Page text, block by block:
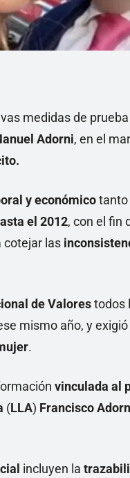
medidas de
Adorni, en el
y económicotanto
el 2012, con el fin
cotejar las
de Valorestodos
mismo año, y exigió
.
vinculada al
(LLA) Francisco
incluyen la